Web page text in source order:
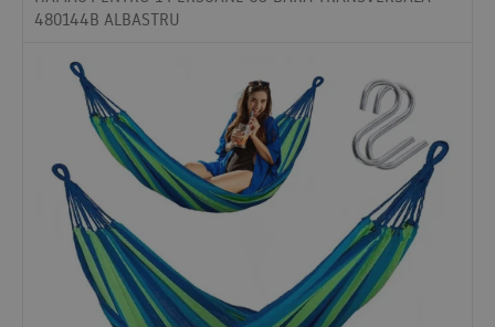
480144B ALBASTRU